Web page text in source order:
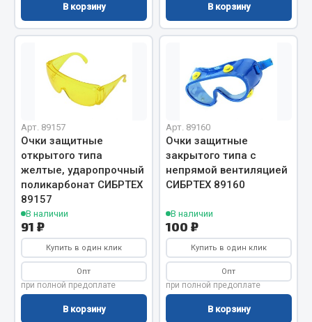
Аптечки и знаки автомобильные
Брызговики
Вымпела
Показать ещё
Весь раздел
Смазочные материалы
Масла
Охладжающие жидкости
Технические жидкости
МЕТИЗЫ
В корзину В корзину
Арт. 89157
Очки защитные
открытого типа
желтые, ударопрочный
поликарбонат СИБРТЕХ
89157
В наличии
91 ₽
Купить в один клик
Опт
при полной предоплате
В корзину
Арт. 89160
Очки защитные
закрытого типа с
непрямой вентиляцией
СИБРТЕХ 89160
В наличии
100 ₽
Купить в один клик
Опт
при полной предоплате
В корзину